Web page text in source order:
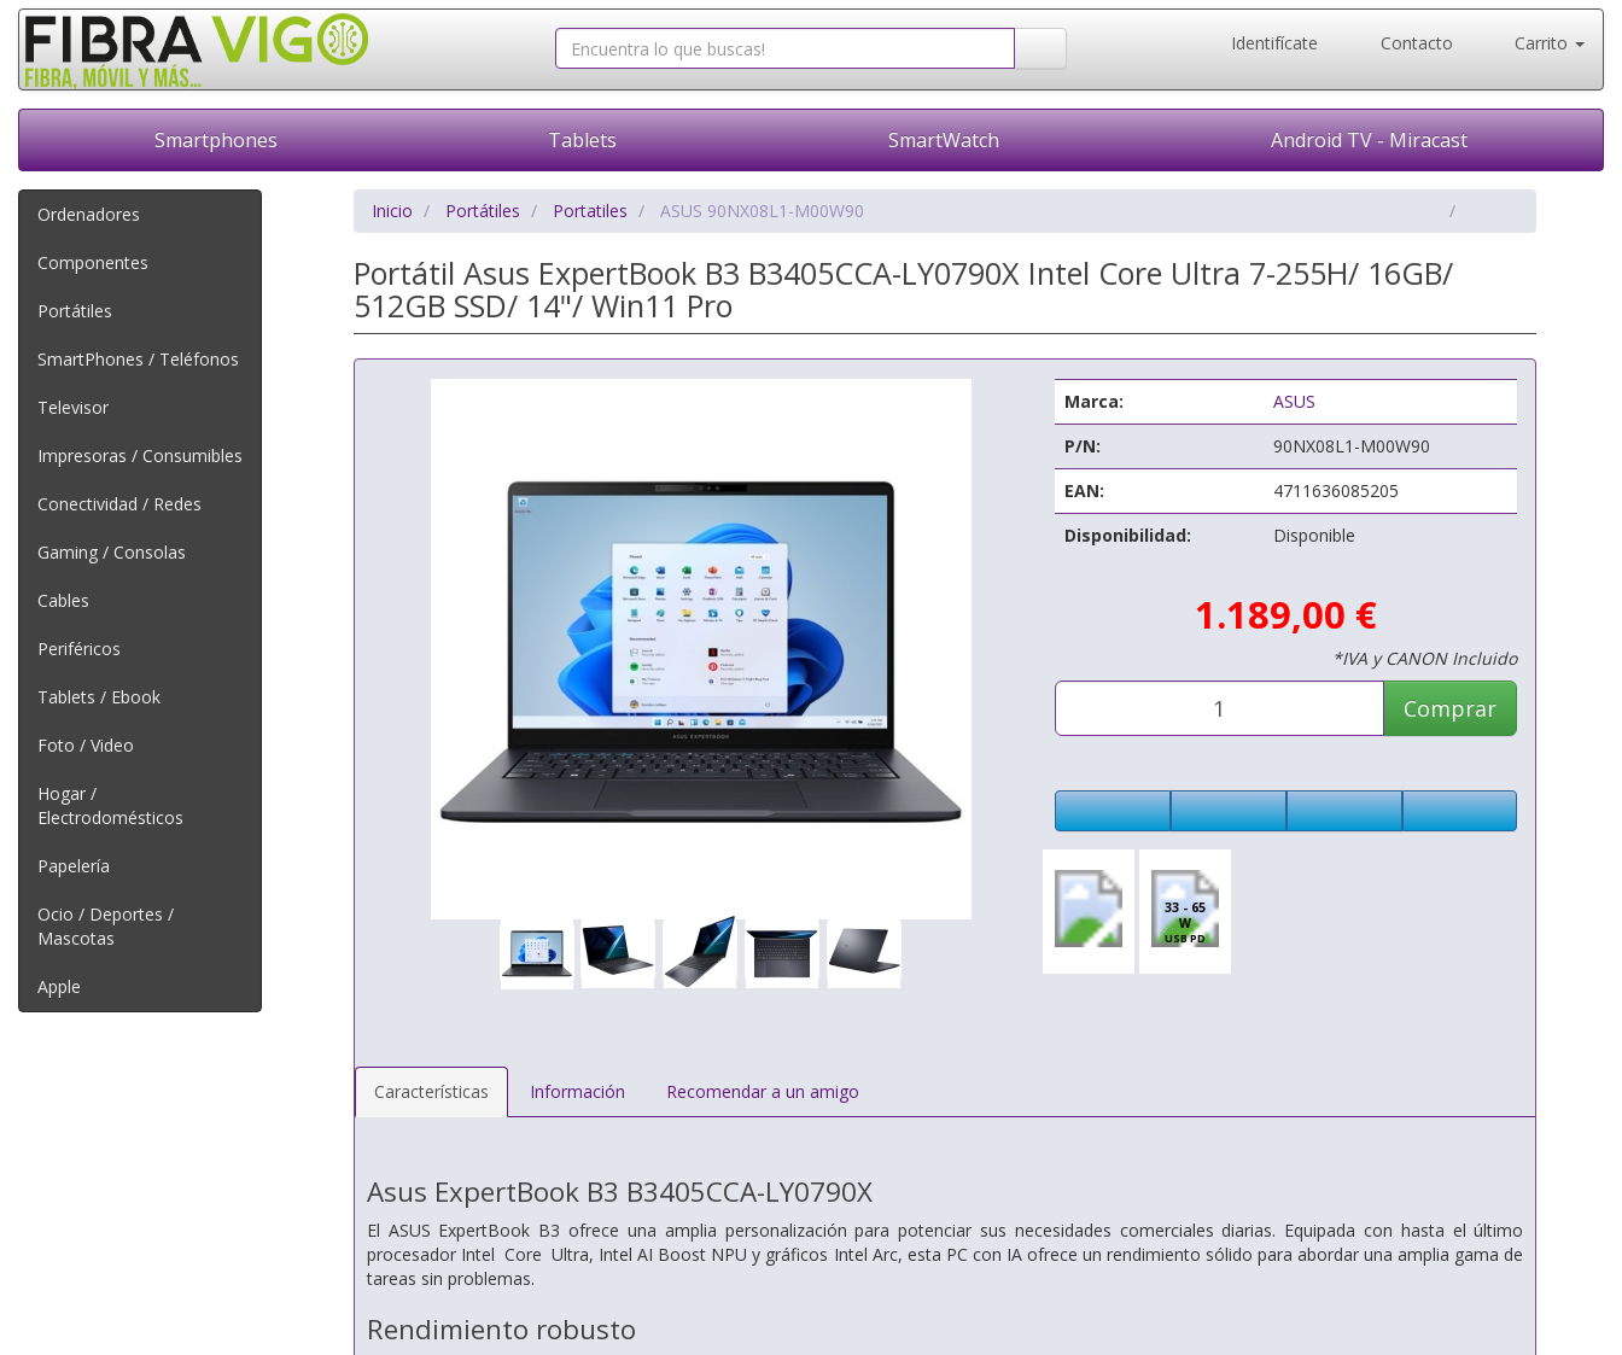
Identifícate Contacto Carrito
Smartphones Tablets SmartWatch Android TV - Miracast
Ordenadores
Componentes
Portátiles
SmartPhones / Teléfonos
Televisor
Impresoras / Consumibles
Conectividad / Redes
Gaming / Consolas
Cables
Periféricos
Tablets / Ebook
Foto / Video
Hogar /
Electrodomésticos
Papelería
Ocio / Deportes /
Mascotas
Apple
Inicio Portátiles Portatiles ASUS 90NX08L1-M00W90
Portátil Asus ExpertBook B3 B3405CCA-LY0790X Intel Core Ultra 7-255H/ 16GB/
512GB SSD/ 14"/ Win11 Pro
Marca:
ASUS
P/N:
90NX08L1-M00W90
EAN:
4711636085205
Disponibilidad:
Disponible
1.189,00 €
*IVA y CANON Incluido
Comprar
33 - 65
W
USB PD
Características Información Recomendar a un amigo
Asus ExpertBook B3 B3405CCA-LY0790X
El ASUS ExpertBook B3 ofrece una amplia personalización para potenciar sus necesidades comerciales diarias. Equipada con hasta el último
procesador Intel Core Ultra, Intel AI Boost NPU y gráficos Intel Arc, esta PC con IA ofrece un rendimiento sólido para abordar una amplia gama de
tareas sin problemas.
Rendimiento robusto